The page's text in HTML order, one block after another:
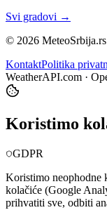
Svi gradovi →
© 2026
KontaktPolitika
WeatherAPI.com ·
Koristimo
GDPR
Koristimo neophodne
kolačiće (Google
prihvatiti sve, odbiti